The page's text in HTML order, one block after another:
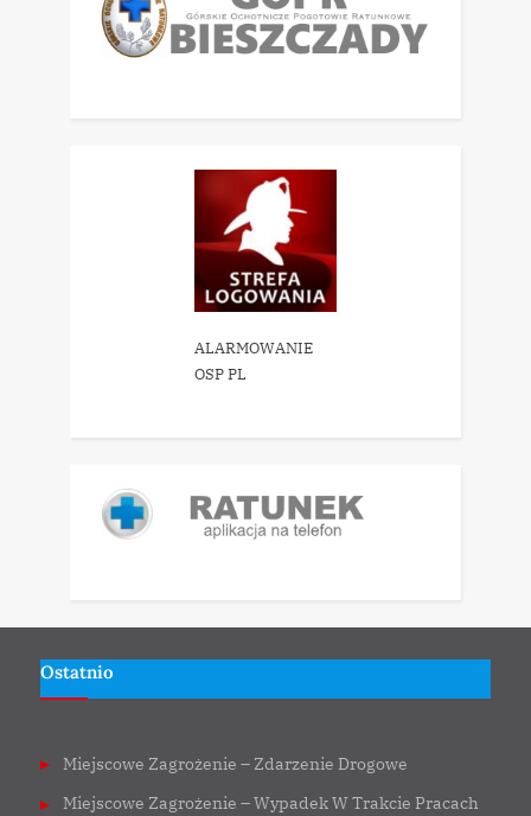
ALARMOWANIE
OSP PL
Ostatnio
Miejscowe Zagrożenie – Zdarzenie Drogowe
Miejscowe Zagrożenie – Wypadek W Trakcie Pracach